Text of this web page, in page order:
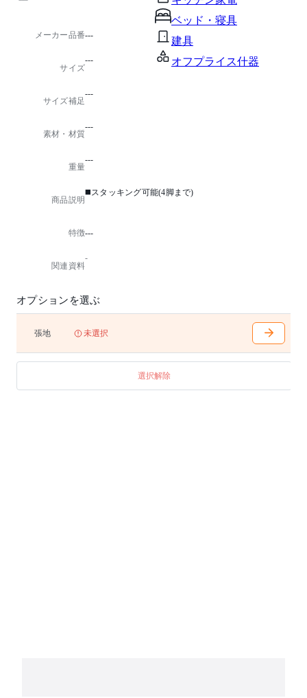
ベッド・寝具
建具
オフプライス什器
メーカー品番---
サイズ
---
サイズ補足
---
素材・材質
---
重量
---
商品説明
◼️スタッキング可能(4脚まで)
特徴---
関連資料
-
オプションを選ぶ
張地 未選択
選択解除